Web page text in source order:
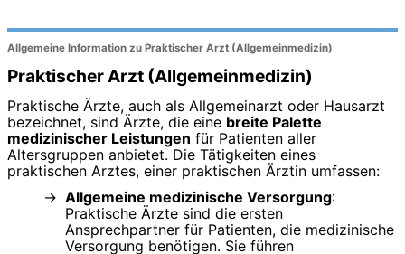
Allgemeine Information zu Praktischer Arzt (Allgemeinmedizin)
Praktischer Arzt (Allgemeinmedizin)
Praktische Ärzte, auch als Allgemeinarzt oder Hausarzt
bezeichnet, sind Ärzte, die eine breite Palette
medizinischer Leistungen für Patienten aller
Altersgruppen anbietet. Die Tätigkeiten eines
praktischen Arztes, einer praktischen Ärztin umfassen:
Allgemeine medizinische Versorgung:
Praktische Ärzte sind die ersten
Ansprechpartner für Patienten, die medizinische
Versorgung benötigen. Sie führen